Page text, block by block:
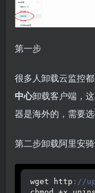
第一步
很多人卸载云监控
中心卸载客户端，
器是海外的，需要
第二步卸载阿里安
wget http ://